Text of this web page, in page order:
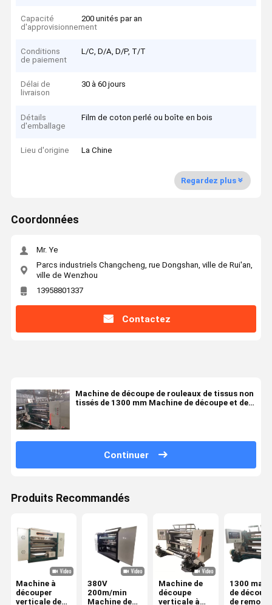
Capacité
d'approvisionnement
200 unités par an
Conditions
de paiement
L/C, D/A, D/P, T/T
Délai de
livraison
30 à 60 jours
Détails
d'emballage
Film de coton perlé ou boîte en bois
Lieu d'origine La Chine
Regardez plus
Coordonnées
Mr. Ye
Parcs industriels Changcheng, rue Dongshan, ville de Rui'an,
ville de Wenzhou
13958801337
Contactez
Machine de découpe de rouleaux de tissus non
tissés de 1300 mm Machine de découpe et de
Continuer
Produits Recommandés
Machine à
découper
verticale de
380V
200m/min
Machine de
Machine de
découpe
verticale à
1300
de
de